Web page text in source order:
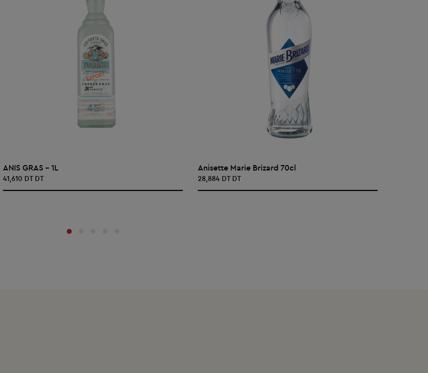
ANIS GRAS - 1L
41,610 DT DT
AJOUTER AU PANIER
Anisette Marie Brizard 70cl
28,884 DT DT